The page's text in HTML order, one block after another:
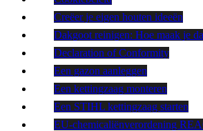
Creëer je eigen houten ideeën
Dakgoot reinigen: Hoe maak je
Declaration of Conformity
Een gazon aanleggen
Een kettingzaag monteren
Een STIHL kettingzaag starten
EU-chemicaliënverordening